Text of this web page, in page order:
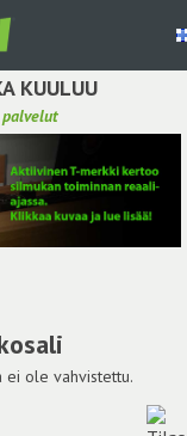
KUULUU
ei ole vahvistettu.